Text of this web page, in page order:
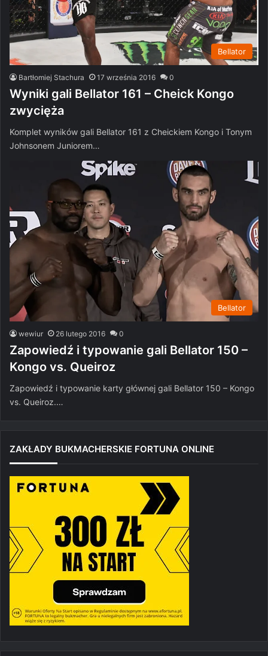
Bellator
Bartłomiej Stachura 17 września 2016 0
Wyniki gali Bellator 161 – Cheick Kongo
zwycięża
Komplet wyników gali Bellator 161 z Cheickiem Kongo i Tonym
Johnsonem Juniorem…
Bellator
wewiur 26 lutego 2016 0
Zapowiedź i typowanie gali Bellator 150 –
Kongo vs. Queiroz
Zapowiedź i typowanie karty głównej gali Bellator 150 – Kongo
vs. Queiroz.…
ZAKŁADY BUKMACHERSKIE FORTUNA ONLINE